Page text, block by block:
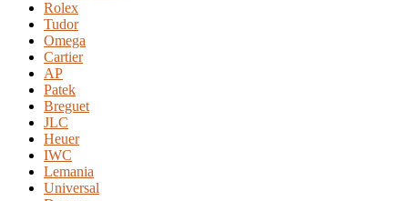
Rolex
Tudor
Omega
Cartier
AP
Patek
Breguet
JLC
Heuer
IWC
Lemania
Universal